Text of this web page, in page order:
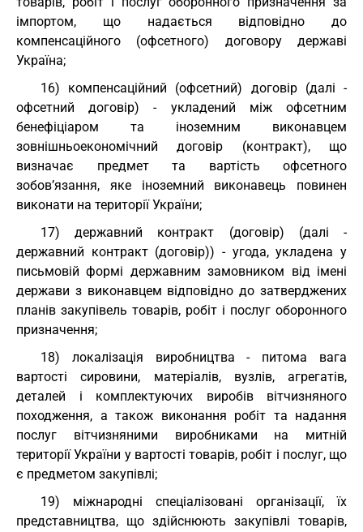
імпортом, що надається відповідно до
компенсаційного (офсетного) договору державі
Україна;
16) компенсаційний (офсетний) договір (далі -
офсетний договір) - укладений між офсетним
бенефіціаром та іноземним виконавцем
зовнішньоекономічний договір (контракт), що
визначає предмет та вартість офсетного
зобов’язання, яке іноземний виконавець повинен
виконати на території України;
17) державний контракт (договір) (далі -
державний контракт (договір)) - угода, укладена у
письмовій формі державним замовником від імені
держави з виконавцем відповідно до затверджених
планів закупівель товарів, робіт і послуг оборонного
призначення;
18) локалізація виробництва - питома вага
вартості сировини, матеріалів, вузлів, агрегатів,
деталей і комплектуючих виробів вітчизняного
походження, а також виконання робіт та надання
послуг вітчизняними виробниками на митній
території України у вартості товарів, робіт і послуг, що
є предметом закупівлі;
19) міжнародні спеціалізовані організації, їх
представництва, що здійснюють закупівлі товарів,